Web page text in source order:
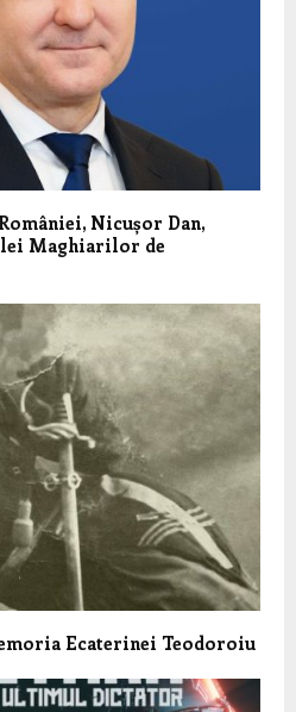
Nicușor Dan,
Maghiarilor de
Ecaterinei Teodoroiu